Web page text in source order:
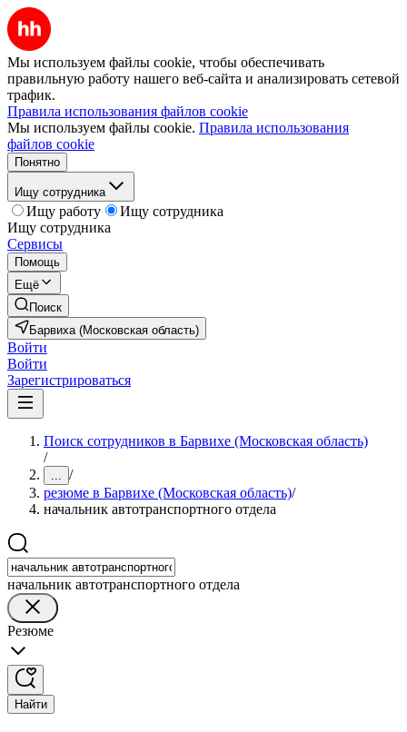
Мы используем файлы cookie, чтобы обеспечивать
правильную работу нашего веб-сайта и анализировать сетевой
трафик.
Правила использования файлов cookie
Мы используем файлы cookie. Правила использования
файлов cookie
Понятно
Ищу сотрудника
Ищу работу
Ищу сотрудника
Ищу сотрудника
Сервисы
Помощь
Ещё
Поиск
Барвиха (Московская область)
Войти
Войти
Зарегистрироваться
Поиск сотрудников в Барвихе (Московская область)
/
... /
резюме в Барвихе (Московская область)/
начальник автотранспортного отдела
начальник автотранспортного отдела
Резюме
Найти